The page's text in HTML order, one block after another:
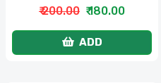
₹ 200.00 ₹ 180.00
ADD